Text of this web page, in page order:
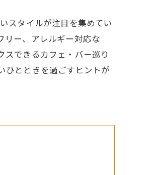
スタイルが注目を集めてい
リー、アレルギー対応な
できるカフェ・バー巡り
ひとときを過ごすヒントが